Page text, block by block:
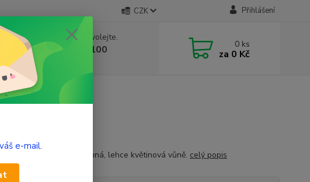
CZK Přihlášení
Nevíte si rady? Zavolejte.
+420 603 332 100
(Po-Pá, 10-17 hod.)
0 ks
za 0 Kč
Sladce bylinná, jemná, lehce květinová vůně. celý popis
e-mail.